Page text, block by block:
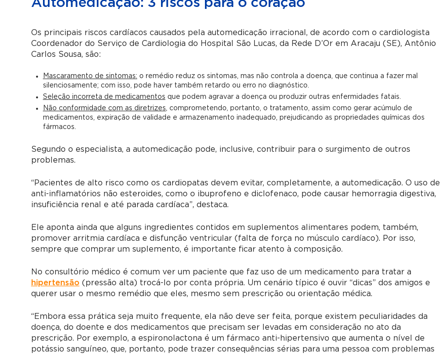
Automedicação: 3 riscos para o coração
Os principais riscos cardíacos causados pela automedicação irracional, de acordo com o cardiologista
Coordenador do Serviço de Cardiologia do Hospital São Lucas, da Rede D’Or em Aracaju (SE), Antônio
Carlos Sousa, são:
Mascaramento de sintomas: o remédio reduz os sintomas, mas não controla a doença, que continua a fazer mal
silenciosamente; com isso, pode haver também retardo ou erro no diagnóstico.
Seleção incorreta de medicamentos que podem agravar a doença ou produzir outras enfermidades fatais.
Não conformidade com as diretrizes, comprometendo, portanto, o tratamento, assim como gerar acúmulo de
medicamentos, expiração de validade e armazenamento inadequado, prejudicando as propriedades químicas dos
fármacos.
Segundo o especialista, a automedicação pode, inclusive, contribuir para o surgimento de outros
problemas.
“Pacientes de alto risco como os cardiopatas devem evitar, completamente, a automedicação. O uso de
anti-inflamatórios não esteroides, como o ibuprofeno e diclofenaco, pode causar hemorragia digestiva,
insuficiência renal e até parada cardíaca”, destaca.
Ele aponta ainda que alguns ingredientes contidos em suplementos alimentares podem, também,
promover arritmia cardíaca e disfunção ventricular (falta de força no músculo cardíaco). Por isso,
sempre que comprar um suplemento, é importante ficar atento à composição.
No consultório médico é comum ver um paciente que faz uso de um medicamento para tratar a
hipertensão (pressão alta) trocá-lo por conta própria. Um cenário típico é ouvir “dicas” dos amigos e
querer usar o mesmo remédio que eles, mesmo sem prescrição ou orientação médica.
“Embora essa prática seja muito frequente, ela não deve ser feita, porque existem peculiaridades da
doença, do doente e dos medicamentos que precisam ser levadas em consideração no ato da
prescrição. Por exemplo, a espironolactona é um fármaco anti-hipertensivo que aumenta o nível de
potássio sanguíneo, que, portanto, pode trazer consequências sérias para uma pessoa com problemas